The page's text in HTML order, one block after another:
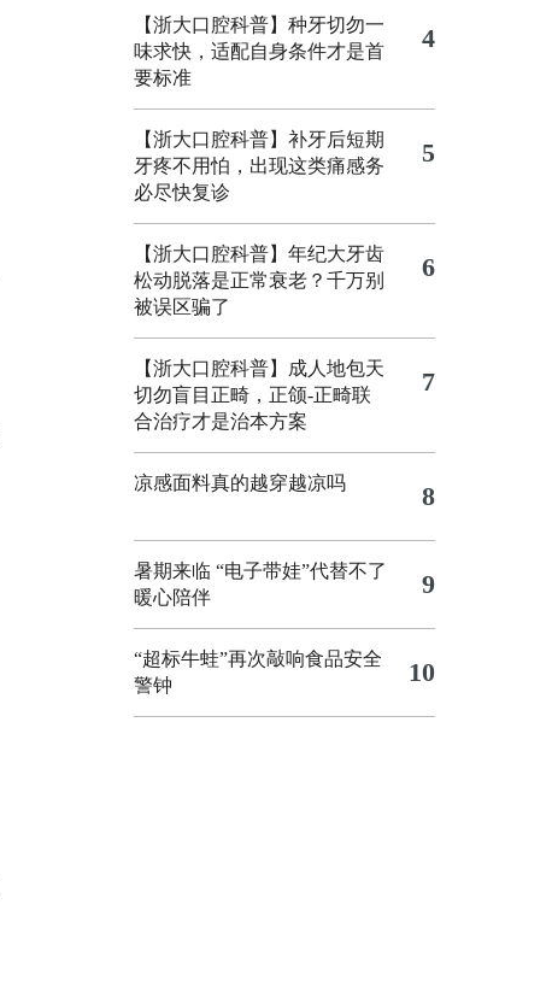
【浙大口腔科普】种牙切勿一
味求快，适配自身条件才是首
要标准
4
【浙大口腔科普】补牙后短期
牙疼不用怕，出现这类痛感务
必尽快复诊
5
【浙大口腔科普】年纪大牙齿
松动脱落是正常衰老？千万别
被误区骗了
6
【浙大口腔科普】成人地包天
切勿盲目正畸，正颌‑正畸联
合治疗才是治本方案
7
凉感面料真的越穿越凉吗 8
暑期来临 “电子带娃”代替不了
暖心陪伴
9
“超标牛蛙”再次敲响食品安全
警钟
10